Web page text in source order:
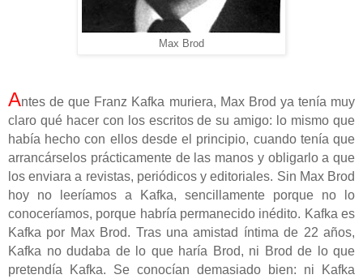
Max Brod
Antes de que Franz Kafka muriera, Max Brod ya tenía muy
claro qué hacer con los escritos de su amigo: lo mismo que
había hecho con ellos desde el principio, cuando tenía que
arrancárselos prácticamente de las manos y obligarlo a que
los enviara a revistas, periódicos y editoriales. Sin Max Brod
hoy no leeríamos a Kafka, sencillamente porque no lo
conoceríamos, porque habría permanecido inédito. Kafka es
Kafka por Max Brod. Tras una amistad íntima de 22 años,
Kafka no dudaba de lo que haría Brod, ni Brod de lo que
pretendía Kafka. Se conocían demasiado bien: ni Kafka